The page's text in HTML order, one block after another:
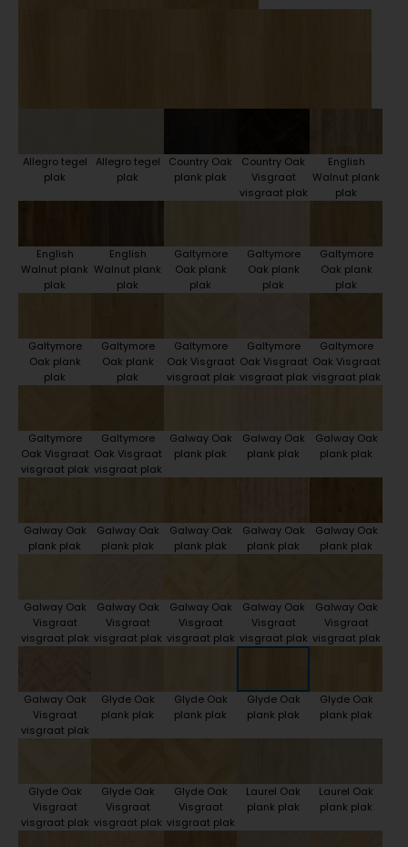
Allegro tegel
plak
Allegro tegel
plak
Country Oak
plank plak
Country Oak
Visgraat
visgraat plak
English
Walnut plank
plak
English
Walnut plank
plak
English
Walnut plank
plak
Galtymore
Oak plank
plak
Galtymore
Oak plank
plak
Galtymore
Oak plank
plak
Galtymore
Oak plank
plak
Galtymore
Oak plank
plak
Galtymore
Oak Visgraat
visgraat plak
Galtymore
Oak Visgraat
visgraat plak
Galtymore
Oak Visgraat
visgraat plak
Galtymore
Oak Visgraat
visgraat plak
Galtymore
Oak Visgraat
visgraat plak
Galway Oak
plank plak
Galway Oak
plank plak
Galway Oak
plank plak
Galway Oak
plank plak
Galway Oak
plank plak
Galway Oak
plank plak
Galway Oak
plank plak
Galway Oak
plank plak
Galway Oak
Visgraat
visgraat plak
Galway Oak
Visgraat
visgraat plak
Galway Oak
Visgraat
visgraat plak
Galway Oak
Visgraat
visgraat plak
Galway Oak
Visgraat
visgraat plak
Galway Oak
Visgraat
visgraat plak
Glyde Oak
plank plak
Glyde Oak
plank plak
Glyde Oak
plank plak
Glyde Oak
plank plak
Glyde Oak
Visgraat
visgraat plak
Glyde Oak
Visgraat
visgraat plak
Glyde Oak
Visgraat
visgraat plak
Laurel Oak
plank plak
Laurel Oak
plank plak